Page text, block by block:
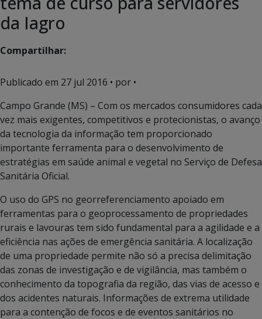
da Iagro
Compartilhar:
Publicado em 27 jul 2016 • por •
Campo Grande (MS) – Com os mercados consumidores cada
vez mais exigentes, competitivos e protecionistas, o avanço
da tecnologia da informação tem proporcionado
importante ferramenta para o desenvolvimento de
estratégias em saúde animal e vegetal no Serviço de Defesa
Sanitária Oficial.
O uso do GPS no georreferenciamento apoiado em
ferramentas para o geoprocessamento de propriedades
rurais e lavouras tem sido fundamental para a agilidade e a
eficiência nas ações de emergência sanitária. A localização
de uma propriedade permite não só a precisa delimitação
das zonas de investigação e de vigilância, mas também o
conhecimento da topografia da região, das vias de acesso e
dos acidentes naturais. Informações de extrema utilidade
para a contenção de focos e de eventos sanitários no